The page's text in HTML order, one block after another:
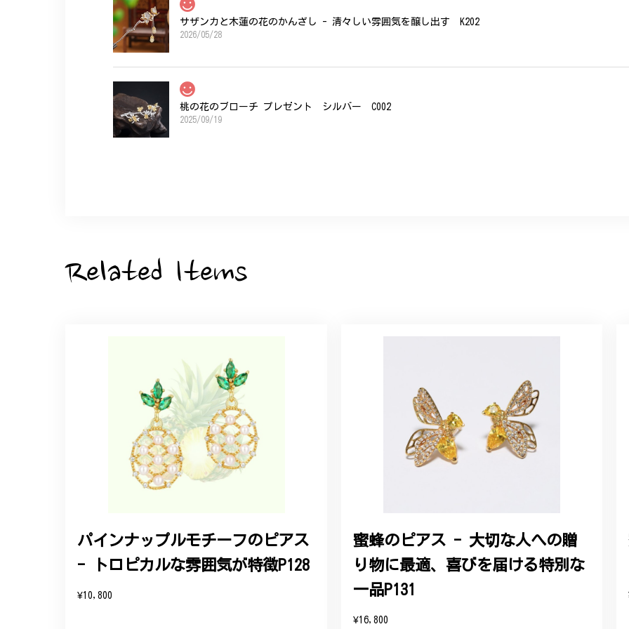
サザンカと木蓮の花のかんざし - 清々しい雰囲気を醸し出す K202
2026/05/28
桃の花のブローチ プレゼント シルバー C002
2025/09/19
大切な節目のお祝いに、母へのプレゼント用に購入させていただきました。実際に目にすると 華美すぎず丁寧なデ
2025/06/16
こちらのオーダーの細かい調整に何度も対応していただき、ありがとうございました。
エレガントな蛇バングル！高級感あるスタイリッシュなデザイン B058
2024/11/20
バングルの腕周りのサイズ直しも料金に含まれており、こちらからの質問にも速やかに回答下さり、信頼できるシ
この度は素晴らしいレビューをいただき、誠にありがとうございます。お客様にご満足いただけたこ
変嬉しく思います。お届けしたバングルが期待以上とのお言葉を頂戴し、励みになります。今後とも
参りますので、何かございましたらいつでもお気軽にご連絡ください。引き続きどうぞよろしくお願
Related Items
パインナップルモチーフのピアス
- トロピカルな雰囲気が特徴P128
¥10,800
蜜蜂のピアス - 大切な人への贈
り物に最適、喜びを届ける特別な
一品P131
¥16,800